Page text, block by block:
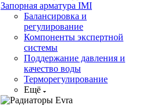
Запорная арматура IMI
Балансировка и
регулирование
Компоненты экспертной
системы
Поддержание давления и
качество воды
Терморегулирование
Ещё